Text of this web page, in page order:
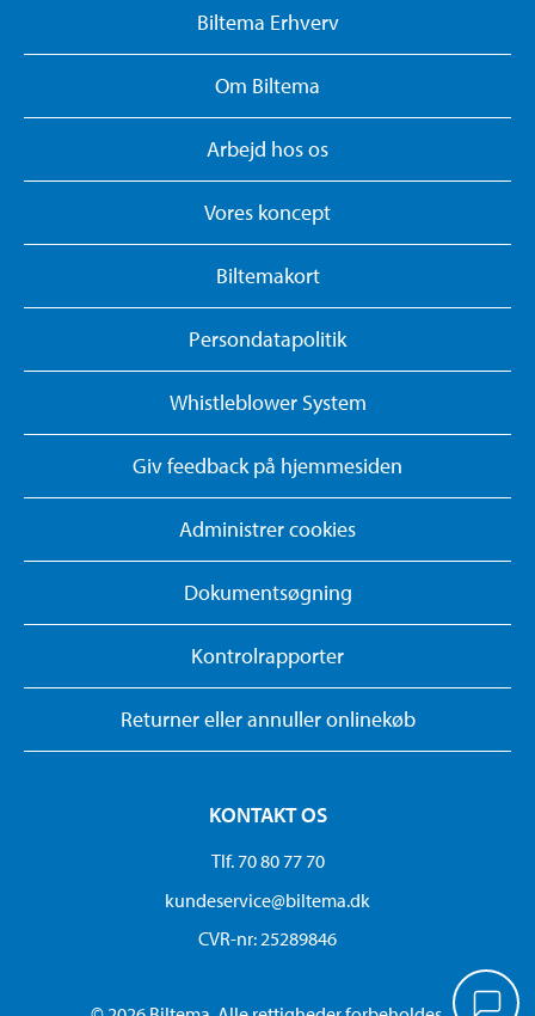
Biltema Erhverv
Om Biltema
Arbejd hos os
Vores koncept
Biltemakort
Persondatapolitik
Whistleblower System
Giv feedback på hjemmesiden
Administrer cookies
Dokumentsøgning
Kontrolrapporter
Returner eller annuller onlinekøb
KONTAKT OS
Tlf. 70 80 77 70
kundeservice@biltema.dk
CVR-nr: 25289846